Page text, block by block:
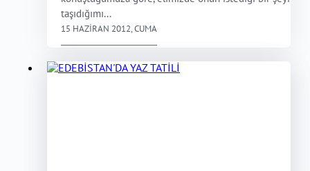
taşıdığımı...
15 HAZIRAN 2012, CUMA